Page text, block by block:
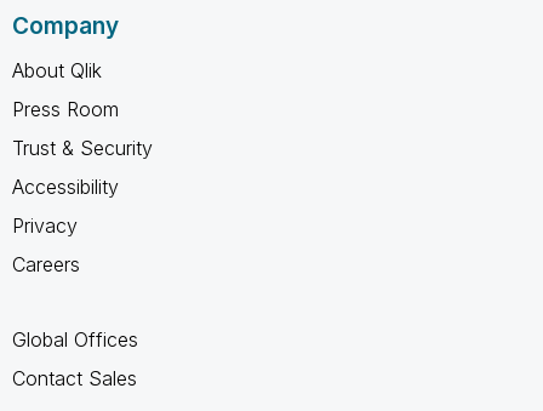
Company
About Qlik
Press Room
Trust & Security
Accessibility
Privacy
Careers
Global Offices
Contact Sales